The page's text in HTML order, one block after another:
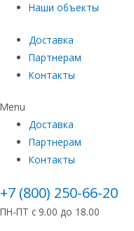
Наши объекты
Доставка
Партнерам
Контакты
Menu
Доставка
Партнерам
Контакты
+7 (800) 250-66-20
ПН-ПТ с 9.00 до 18.00